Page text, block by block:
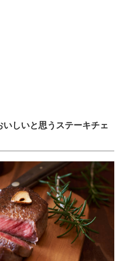
いしいと思うステーキチェ